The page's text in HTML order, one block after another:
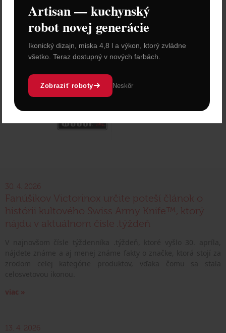
30. 4. 2026
Fanúšikov Victorinox určite poteší článok o
histórii kultového Swiss Army Knife™, ktorý
nájdu v aktuálnom čísle .týždeň
viac »
13. 4. 2026
Artisan — kuchynský
robot novej generácie
Ikonický dizajn, miska 4,8 l a výkon, ktorý zvládne
všetko. Teraz dostupný v nových farbách.
Zobraziť roboty Neskôr